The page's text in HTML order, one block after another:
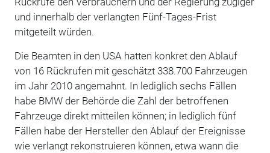
und innerhalb der verlangten Fünf-Tages-Frist
mitgeteilt würden.
Die Beamten in den USA hatten konkret den Ablauf
von 16 Rückrufen mit geschätzt 338.700 Fahrzeugen
im Jahr 2010 angemahnt. In lediglich sechs Fällen
habe BMW der Behörde die Zahl der betroffenen
Fahrzeuge direkt mitteilen können; in lediglich fünf
Fällen habe der Hersteller den Ablauf der Ereignisse
wie verlangt rekonstruieren können, etwa wann die